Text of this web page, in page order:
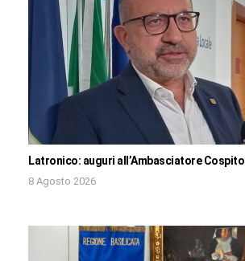
Latronico: auguri all’Ambasciatore Cospito
8 Agosto 2026